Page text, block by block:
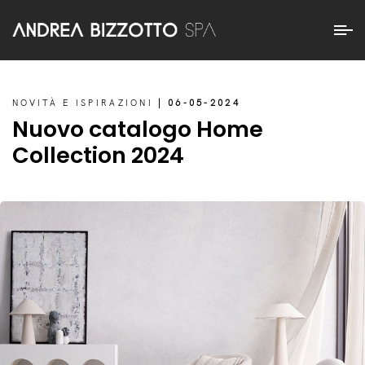
NOVITÀ E ISPIRAZIONI | 06-05-2024
Nuovo catalogo Home
Collection 2024